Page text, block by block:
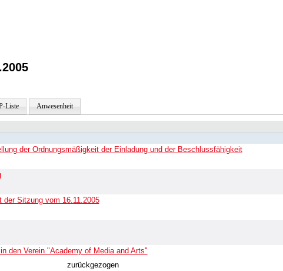
Liste Anwesenheit
der Ordnungsmäßigkeit der Einladung und der Beschlussfähigkeit
der Sitzung vom 16.11.2005
den Verein "Academy of Media and Arts"
zurückgezogen